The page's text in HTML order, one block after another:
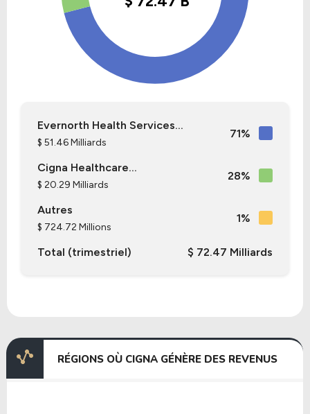
Evernorth Health Services...
$ 51.46 Milliards
71%
Cigna Healthcare...
$ 20.29 Milliards
28%
Autres
$ 724.72 Millions
1%
Total (trimestriel) $ 72.47 Milliards
RÉGIONS OÙ CIGNA GÉNÈRE DES REVENUS